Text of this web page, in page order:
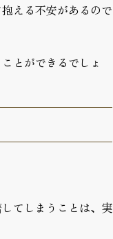
える不安があるので
とができるでしょ
てしまうことは、実